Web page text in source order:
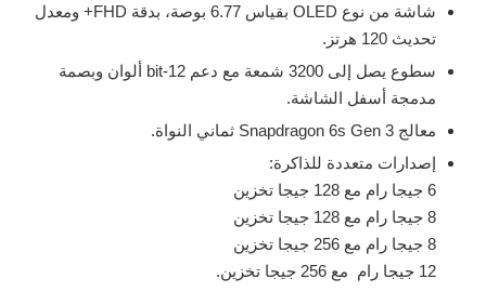
شاشة من نوع OLED بقياس 6.77 بوصة، بدقة FHD+ ومعدل
تحديث 120 هرتز.
سطوع يصل إلى 3200 شمعة مع دعم 12-bit ألوان وبصمة
مدمجة أسفل الشاشة.
معالج Snapdragon 6s Gen 3 ثماني النواة.
إصدارات متعددة للذاكرة:
6 جيجا رام مع 128 جيجا تخزين
8 جيجا رام مع 128 جيجا تخزين
8 جيجا رام مع 256 جيجا تخزين
12 جيجا رام مع 256 جيجا تخزين.